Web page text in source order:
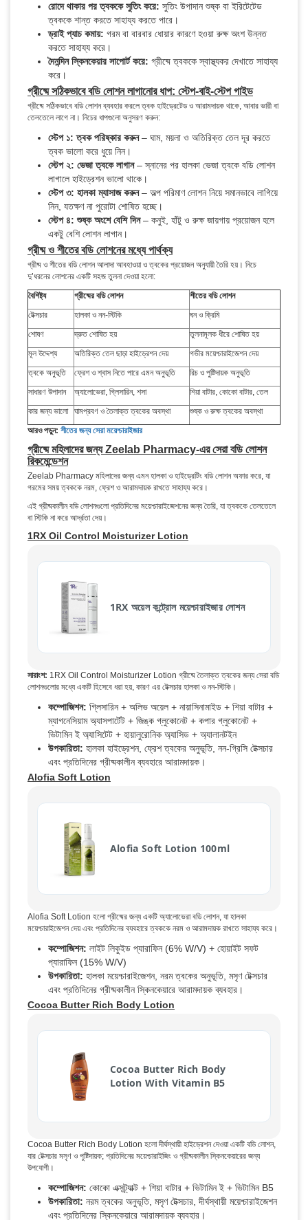
রোদে থাকার পর ত্বককে সুতিং করে: সুতিং উপাদান শুষ্ক বা ইরিটেটেড
ত্বককে শান্ত করতে সাহায্য করতে পারে।
ড্রাই প্যাচ কমায়: গরম বা বারবার ধোয়ার কারণে হওয়া রুক্ষ অংশ উন্নত
করতে সাহায্য করে।
দৈনন্দিন স্কিনকেয়ার সাপোর্ট করে: গ্রীষ্মে ত্বককে স্বাস্থ্যকর দেখাতে সাহায্য
করে।
গ্রীষ্মে সঠিকভাবে বডি লোশন লাগানোর ধাপ: স্টেপ-বাই-স্টেপ গাইড
গ্রীষ্মে সঠিকভাবে বডি লোশন ব্যবহার করলে ত্বক হাইড্রেটেড ও আরামদায়ক থাকে, আবার ভারী বা
তেলতেলে লাগে না। নিচের ধাপগুলো অনুসরণ করুন:
স্টেপ ১: ত্বক পরিষ্কার করুন– ঘাম, ময়লা ও অতিরিক্ত তেল দূর করতে
ত্বক ভালো করে ধুয়ে নিন।
স্টেপ ২: ভেজা ত্বকে লাগান– স্নানের পর হালকা ভেজা ত্বকে বডি লোশন
লাগালে হাইড্রেশন ভালো থাকে।
স্টেপ ৩: হালকা ম্যাসাজ করুন– অল্প পরিমাণ লোশন নিয়ে সমানভাবে লাগিয়ে
নিন, যতক্ষণ না পুরোটা শোষিত হচ্ছে।
স্টেপ ৪: শুষ্ক অংশে বেশি দিন– কনুই, হাঁটু ও রুক্ষ জায়গায় প্রয়োজন হলে
একটু বেশি লোশন লাগান।
গ্রীষ্ম ও শীতের বডি লোশনের মধ্যে পার্থক্য
গ্রীষ্ম ও শীতের বডি লোশন আলাদা আবহাওয়া ও ত্বকের প্রয়োজন অনুযায়ী তৈরি হয়। নিচে
দু’ধরনের লোশনের একটি সহজ তুলনা দেওয়া হলো:
বৈশিষ্ট্য
গ্রীষ্মের বডি লোশন
শীতের বডি লোশন
টেক্সচার
হালকা ও নন-স্টিকি
ঘন ও ক্রিমি
শোষণ
দ্রুত শোষিত হয়
তুলনামূলক ধীরে শোষিত হয়
মূল উদ্দেশ্য
অতিরিক্ত তেল ছাড়া হাইড্রেশন দেয়
গভীর ময়েশ্চারাইজেশন দেয়
ত্বকে অনুভূতি
ফ্রেশ ও শ্বাস নিতে পারে এমন অনুভূতি
রিচ ও পুষ্টিদায়ক অনুভূতি
সাধারণ উপাদান
অ্যালোভেরা, গ্লিসারিন, শসা
শিয়া বাটার, কোকো বাটার, তেল
কার জন্য ভালো
ঘামপ্রবণ ও তৈলাক্ত ত্বকের অবস্থা
শুষ্ক ও রুক্ষ ত্বকের অবস্থা
আরও পড়ুন: শীতের জন্য সেরা ময়েশ্চারাইজার
গ্রীষ্মে মহিলাদের জন্য Zeelab Pharmacy-এর সেরা বডি লোশন
রিকমেন্ডেশন
Zeelab Pharmacy মহিলাদের জন্য এমন হালকা ও হাইড্রেটিং বডি লোশন অফার করে, যা
গরমের সময় ত্বককে নরম, ফ্রেশ ও আরামদায়ক রাখতে সাহায্য করে।
এই গ্রীষ্মকালীন বডি লোশনগুলো প্রতিদিনের ময়েশ্চারাইজেশনের জন্য তৈরি, যা ত্বককে তেলতেলে
বা স্টিকি না করে আর্দ্রতা দেয়।
1RX Oil Control Moisturizer Lotion
1RX অয়েল কন্ট্রোল ময়েশ্চারাইজার লোশন
সারাংশ: 1RX Oil Control Moisturizer Lotion গ্রীষ্মে তৈলাক্ত ত্বকের জন্য সেরা বডি
লোশনগুলোর মধ্যে একটি হিসেবে ধরা হয়, কারণ এর টেক্সচার হালকা ও নন-স্টিকি।
কম্পোজিশন: গ্লিসারিন + অলিভ অয়েল + নায়াসিনামাইড + শিয়া বাটার +
ম্যাগনেসিয়াম অ্যাসপার্টেট + জিঙ্ক গ্লুকোনেট + কপার গ্লুকোনেট +
ভিটামিন ই অ্যাসিটেট + হায়ালুরোনিক অ্যাসিড + অ্যালানটইন
উপকারিতা: হালকা হাইড্রেশন, ফ্রেশ ত্বকের অনুভূতি, নন-গ্রিসি টেক্সচার
এবং প্রতিদিনের গ্রীষ্মকালীন ব্যবহারে আরামদায়ক।
Alofia Soft Lotion
Alofia Soft Lotion 100ml
Alofia Soft Lotion হলো গ্রীষ্মের জন্য একটি অ্যালোভেরা বডি লোশন, যা হালকা
ময়েশ্চারাইজেশন দেয় এবং প্রতিদিনের ব্যবহারে ত্বককে নরম ও আরামদায়ক রাখতে সাহায্য করে।
কম্পোজিশন: লাইট লিকুইড প্যারাফিন (6% W/V) + হোয়াইট সফট
প্যারাফিন (15% W/V)
উপকারিতা: হালকা ময়েশ্চারাইজেশন, নরম ত্বকের অনুভূতি, মসৃণ টেক্সচার
এবং প্রতিদিনের গ্রীষ্মকালীন স্কিনকেয়ারে আরামদায়ক ব্যবহার।
Cocoa Butter Rich Body Lotion
Cocoa Butter Rich Body
Lotion With Vitamin B5
Cocoa Butter Rich Body Lotion হলো দীর্ঘস্থায়ী হাইড্রেশন দেওয়া একটি বডি লোশন,
যার টেক্সচার মসৃণ ও পুষ্টিদায়ক; প্রতিদিনের ময়েশ্চারাইজিং ও গ্রীষ্মকালীন স্কিনকেয়ারের জন্য
উপযোগী।
কম্পোজিশন: কোকো এক্সট্র্যাক্ট + শিয়া বাটার + ভিটামিন ই + ভিটামিন B5
উপকারিতা: নরম ত্বকের অনুভূতি, মসৃণ টেক্সচার, দীর্ঘস্থায়ী ময়েশ্চারাইজেশন
এবং প্রতিদিনের স্কিনকেয়ারে আরামদায়ক ব্যবহার।